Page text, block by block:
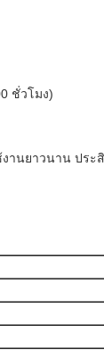
ชั่วโมง)
านยาวนาน ปร